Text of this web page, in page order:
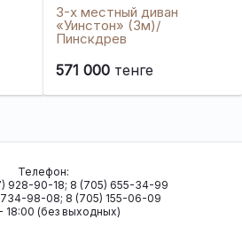
3-х местный диван
«Уинстон» (3м)/
Пинскдрев
571 000 тенге
Телефон:
928-90-18; 8 (705) 655-34-99
98-08; 8 (705) 155-06-09
18:00 (без выходных)